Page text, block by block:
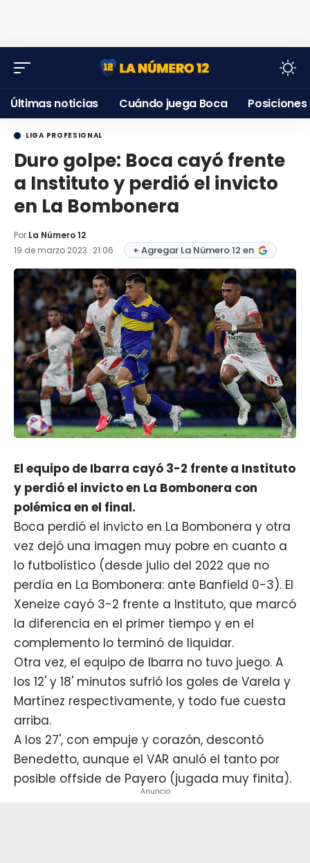
Últimas noticias Cuándo juega Boca Posiciones
LIGA PROFESIONAL
Duro golpe: Boca cayó frente
a Instituto y perdió el invicto
en La Bombonera
Por:La Número 12
19 de marzo 2023 · 21:06
+ Agregar La Número 12 en
El equipo de Ibarra cayó 3-2 frente a Instituto
y perdió el invicto en La Bombonera con
polémica en el final.
Boca perdió el invicto en La Bombonera y otra
vez dejó una imagen muy pobre en cuanto a
lo futbolístico (desde julio del 2022 que no
perdía en La Bombonera: ante Banfield 0-3). El
Xeneize cayó 3-2 frente a Instituto, que marcó
la diferencia en el primer tiempo y en el
complemento lo terminó de liquidar.
Otra vez, el equipo de Ibarra no tuvo juego. A
los 12' y 18' minutos sufrió los goles de Varela y
Martínez respectivamente, y todo fue cuesta
arriba.
A los 27', con empuje y corazón, descontó
Benedetto, aunque el VAR anuló el tanto por
posible offside de Payero (jugada muy finita).
Anuncio